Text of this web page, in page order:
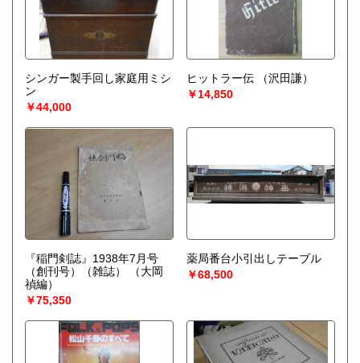
シンガー製手回し家庭用ミシ
ン
￥44,000
ヒットラー伝
（沢田謙）
￥14,850
『稲門剣誌』1938年7月号
（創刊号）（雑誌）
（大岡
禎編）
￥75,350
薬局番台小引出しテーブル
￥68,500